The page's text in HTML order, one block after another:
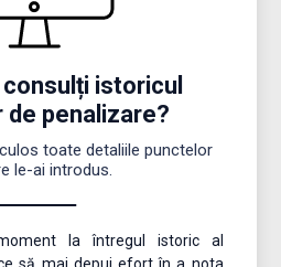
istoricul
de penalizare?
toate detaliile punctelor
le-ai introdus.
la întregul istoric al